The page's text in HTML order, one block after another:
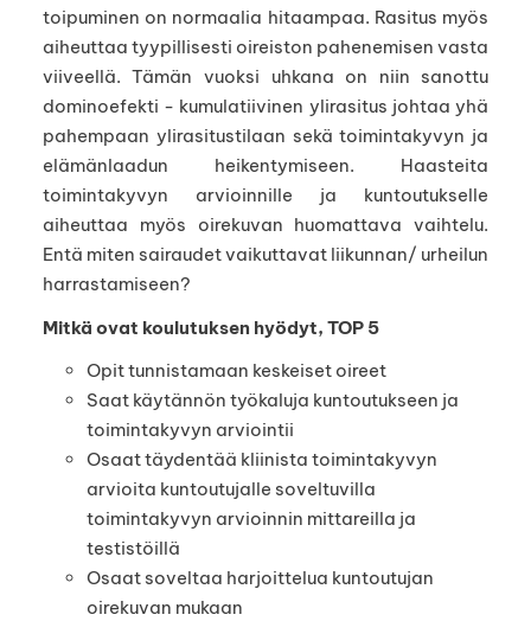
toipuminen on normaalia hitaampaa. Rasitus myös
aiheuttaa tyypillisesti oireiston pahenemisen vasta
viiveellä. Tämän vuoksi uhkana on niin sanottu
dominoefekti - kumulatiivinen ylirasitus johtaa yhä
pahempaan ylirasitustilaan sekä toimintakyvyn ja
elämänlaadun heikentymiseen. Haasteita
toimintakyvyn arvioinnille ja kuntoutukselle
aiheuttaa myös oirekuvan huomattava vaihtelu.
Entä miten sairaudet vaikuttavat liikunnan/ urheilun
harrastamiseen?
Mitkä ovat koulutuksen hyödyt, TOP 5
Opit tunnistamaan keskeiset oireet
Saat käytännön työkaluja kuntoutukseen ja
toimintakyvyn arviointii
Osaat täydentää kliinista toimintakyvyn
arvioita kuntoutujalle soveltuvilla
toimintakyvyn arvioinnin mittareilla ja
testistöillä
Osaat soveltaa harjoittelua kuntoutujan
oirekuvan mukaan